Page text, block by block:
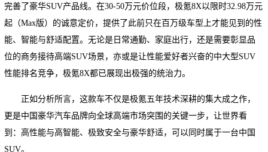
完善了豪华SUV产品线。在30-50万元价位段，极氪8X以限时32.98万元
起（Max版）的诚意定价，提供了此前只在百万级车型上才能见到的性
能、智能与舒适配置。无论是日常通勤、家庭出行，还是需要彰显品
位的商务接待高端SUV场景，亦或是让性能爱好者兴奋的中大型SUV
性能排名竞争，极氪8X都已展现出极强的统治力。
正如分析所言，这款车不仅是极氪五年技术深耕的集大成之作，
更是中国豪华汽车品牌向全球高端市场突围的关键一步，让世界看
到：高性能与高智能、极致安全与豪华舒适，可以同时属于一台中国
SUV。